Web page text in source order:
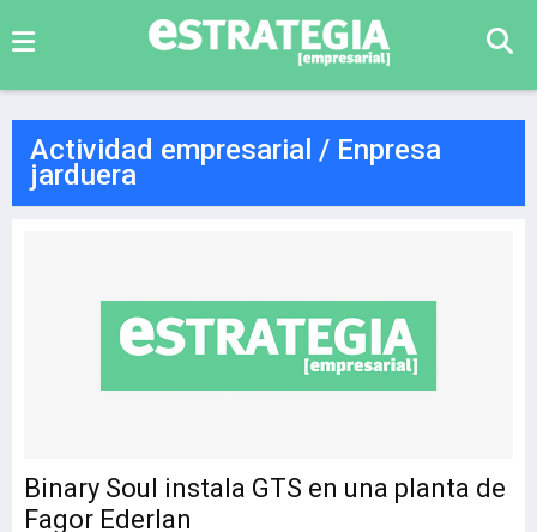
Actividad empresarial / Enpresa
jarduera
Binary Soul instala GTS en una planta de
Fagor Ederlan